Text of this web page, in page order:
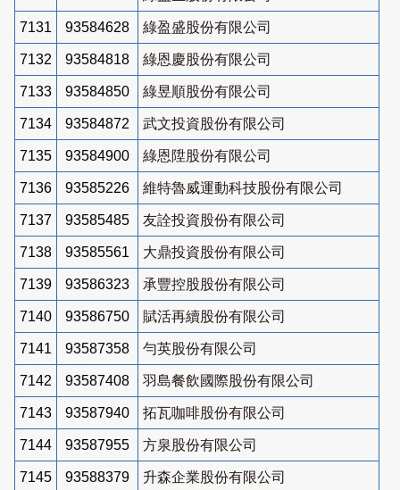
7131 93584628 綠盈盛股份有限公司
7132 93584818 綠恩慶股份有限公司
7133 93584850 綠昱順股份有限公司
7134 93584872 武文投資股份有限公司
7135 93584900 綠恩陞股份有限公司
7136 93585226 維特魯威運動科技股份有限公司
7137 93585485 友詮投資股份有限公司
7138 93585561 大鼎投資股份有限公司
7139 93586323 承豐控股股份有限公司
7140 93586750 賦活再續股份有限公司
7141 93587358 勻英股份有限公司
7142 93587408 羽島餐飲國際股份有限公司
7143 93587940 拓瓦咖啡股份有限公司
7144 93587955 方泉股份有限公司
7145 93588379 升森企業股份有限公司